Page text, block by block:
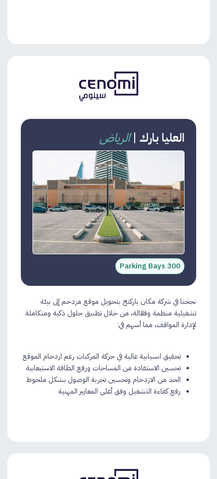
العليا بارك | الرياض
300 Parking Bays
نجحنا في شركة مكان باركنج بتحويل موقع مزدحم إلى بيئة
تشغيلية منظمة وفعّالة، من خلال تطبيق حلول ذكية ومتكاملة
لإدارة المواقف، مما أسهم في:
تحقيق انسيابية عالية في حركة المركبات رغم ازدحام الموقع
تحسين الاستفادة من المساحات ورفع الطاقة الاستيعابية
الحد من الازدحام وتحسين تجربة الوصول بشكل ملحوظ
رفع كفاءة التشغيل وفق أعلى المعايير المهنية​